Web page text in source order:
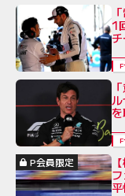
1
P会員限定